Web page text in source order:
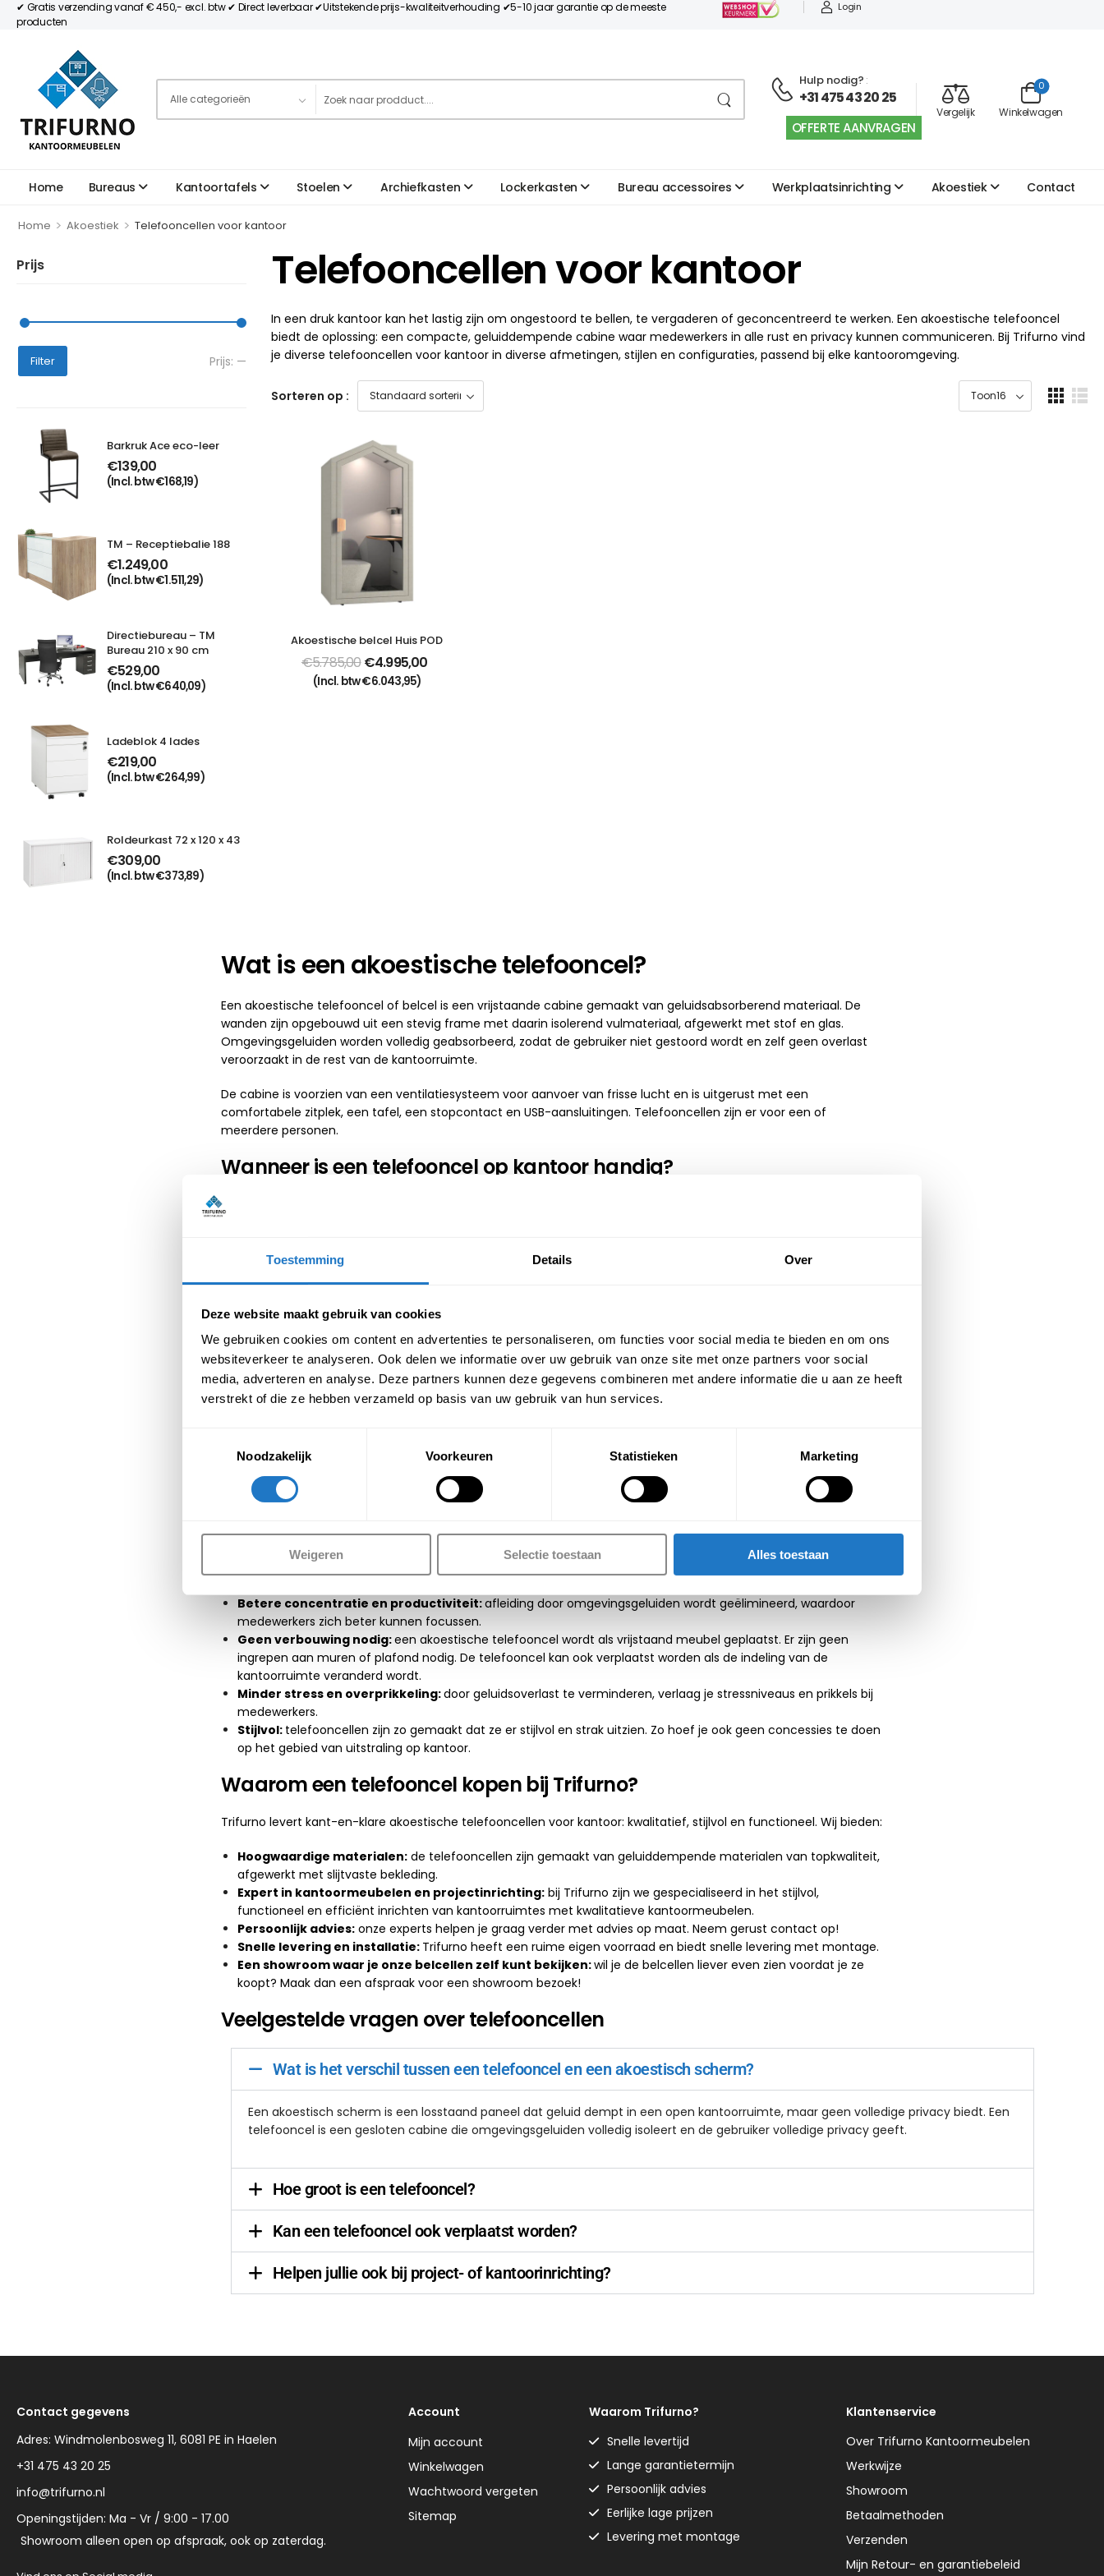
Toestemming Details Over
Deze website maakt gebruik van cookies
We gebruiken cookies om content en advertenties te personaliseren, om functies voor social media te bieden en om ons
websiteverkeer te analyseren. Ook delen we informatie over uw gebruik van onze site met onze partners voor social
media, adverteren en analyse. Deze partners kunnen deze gegevens combineren met andere informatie die u aan ze heeft
verstrekt of die ze hebben verzameld op basis van uw gebruik van hun services.
Noodzakelijk
Voorkeuren Statistieken Marketing
Weigeren Selectie toestaan Alles toestaan
✔ Gratis verzending vanaf € 450,- excl. btw ✔ Direct leverbaar ✔Uitstekende prijs-kwaliteitverhouding ✔5-10 jaar garantie op de meeste
producten
Login
Hulp nodig? :
+31 475 43 20 25
OFFERTE AANVRAGEN
Vergelijk Winkelwagen
0
Home Bureaus Kantoortafels Stoelen Archiefkasten Lockerkasten Bureau accessoires Werkplaatsinrichting Akoestiek Contact
Home > Akoestiek > Telefooncellen voor kantoor
Prijs
Filter Prijs: —
Barkruk Ace eco-leer
€139,00
(Incl. btw€168,19)
TM – Receptiebalie 188
€1.249,00
(Incl. btw€1.511,29)
Directiebureau – TM
Bureau 210 x 90 cm
€529,00
(Incl. btw€640,09)
Ladeblok 4 lades
€219,00
(Incl. btw€264,99)
Roldeurkast 72 x 120 x 43
€309,00
(Incl. btw€373,89)
Vergaderstoel Beta
€209,00
(Incl. btw
Telefooncellen voor kantoor
In een druk kantoor kan het lastig zijn om ongestoord te bellen, te vergaderen of geconcentreerd te werken. Een akoestische telefooncel
biedt de oplossing: een compacte, geluiddempende cabine waar medewerkers in alle rust en privacy kunnen communiceren. Bij Trifurno vind
je diverse telefooncellen voor kantoor in diverse afmetingen, stijlen en configuraties, passend bij elke kantooromgeving.
Sorteren op :
Akoestische belcel Huis POD
€5.785,00€4.995,00
(Incl. btw€6.043,95)
Wat is een akoestische telefooncel?
Een akoestische telefooncel of belcel is een vrijstaande cabine gemaakt van geluidsabsorberend materiaal. De
wanden zijn opgebouwd uit een stevig frame met daarin isolerend vulmateriaal, afgewerkt met stof en glas.
Omgevingsgeluiden worden volledig geabsorbeerd, zodat de gebruiker niet gestoord wordt en zelf geen overlast
veroorzaakt in de rest van de kantoorruimte.
De cabine is voorzien van een ventilatiesysteem voor aanvoer van frisse lucht en is uitgerust met een
comfortabele zitplek, een tafel, een stopcontact en USB-aansluitingen. Telefooncellen zijn er voor een of
meerdere personen.
Wanneer is een telefooncel op kantoor handig?
Een telefooncel is een waardevolle toevoeging op elk kantoor waar meerdere mensen samenwerken. Een belcel
komt goed van pas bij:
Telefoneren en videobellen: gesprekken met klanten, partners of collega’s zonder achtergrondlawaai of
belangrijk is.
verwerken van cijfers of het reviewen van documenten.
Kleine overleggen: een kort overleg waarbij geen complete vergaderruimte nodig is.
Welke soorten telefooncellen biedt Trifurno?
kantooromgeving. We bieden ook maatwerk op het gebied van akoestiek door middel van projectinrichting. We
hebben telefooncellen voor een of meerdere personen. De telefooncellen zijn leverbaar in diverse kleuren en
stijlen.
Voordelen van een telefooncel op kantoor
Betere concentratie en productiviteit:afleiding door omgevingsgeluiden wordt geëlimineerd, waardoor
medewerkers zich beter kunnen focussen.
Geen verbouwing nodig:een akoestische telefooncel wordt als vrijstaand meubel geplaatst. Er zijn geen
ingrepen aan muren of plafond nodig. De telefooncel kan ook verplaatst worden als de indeling van de
kantoorruimte veranderd wordt.
Minder stress en overprikkeling:door geluidsoverlast te verminderen, verlaag je stressniveaus en prikkels bij
medewerkers.
Stijlvol: telefooncellen zijn zo gemaakt dat ze er stijlvol en strak uitzien. Zo hoef je ook geen concessies te doen
op het gebied van uitstraling op kantoor.
Waarom een telefooncel kopen bij Trifurno?
Trifurno levert kant-en-klare akoestische telefooncellen voor kantoor: kwalitatief, stijlvol en functioneel. Wij bieden:
Hoogwaardige materialen:de telefooncellen zijn gemaakt van geluiddempende materialen van topkwaliteit,
afgewerkt met slijtvaste bekleding.
Expert in kantoormeubelen en projectinrichting:bij Trifurno zijn we gespecialiseerd in het stijlvol,
functioneel en efficiënt inrichten van kantoorruimtes met kwalitatieve kantoormeubelen.
Persoonlijk advies:onze experts helpen je graag verder met advies op maat. Neem gerust contact op!
Snelle levering en installatie: Trifurno heeft een ruime eigen voorraad en biedt snelle levering met montage.
Een showroom waar je onze belcellen zelf kunt bekijken:wil je de belcellen liever even zien voordat je ze
koopt? Maak dan een afspraak voor een showroom bezoek!
Veelgestelde vragen over telefooncellen
Wat is het verschil tussen een telefooncel en een akoestisch scherm?
Een akoestisch scherm is een losstaand paneel dat geluid dempt in een open kantoorruimte, maar geen volledige privacy biedt. Een
telefooncel is een gesloten cabine die omgevingsgeluiden volledig isoleert en de gebruiker volledige privacy geeft.
Hoe groot is een telefooncel?
Kan een telefooncel ook verplaatst worden?
Helpen jullie ook bij project- of kantoorinrichting?
Contact gegevens
Adres: Windmolenbosweg 11, 6081 PE in Haelen
+31 475 43 20 25
info@trifurno.nl
Openingstijden: Ma - Vr / 9:00 - 17.00
Showroom alleen open op afspraak, ook op zaterdag.
Account
Mijn account
Winkelwagen
Wachtwoord vergeten
Sitemap
Waarom Trifurno?
Snelle levertijd
Lange garantietermijn
Persoonlijk advies
Eerlijke lage prijzen
Levering met montage
Klantenservice
Over Trifurno Kantoormeubelen
Werkwijze
Showroom
Betaalmethoden
Verzenden
Mijn Retour- en garantiebeleid